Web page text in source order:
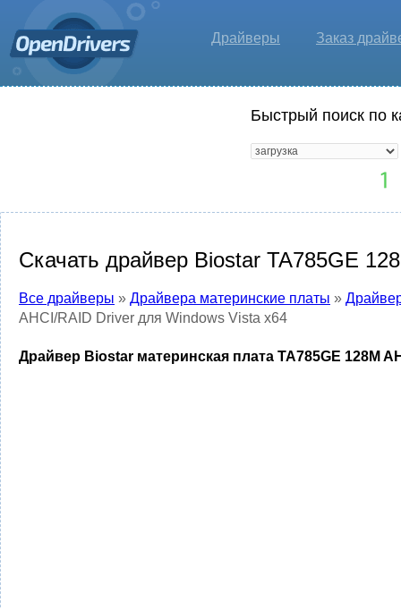
Драйверы Заказ
Быстрый поиск по
Скачать драйвер Biostar TA785GE
Все драйверы » Драйвера материнские платы »
AHCI/RAID Driver для Windows Vista x64
Драйвер Biostar материнская плата TA785GE 128M